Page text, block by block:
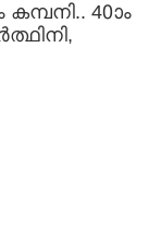
40ാം